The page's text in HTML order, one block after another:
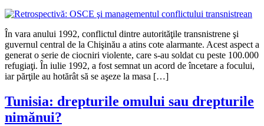
În vara anului 1992, conflictul dintre autorităţile transnistrene şi
guvernul central de la Chişinău a atins cote alarmante. Acest aspect a
generat o serie de ciocniri violente, care s-au soldat cu peste 100.000
refugiaţi. În iulie 1992, a fost semnat un acord de încetare a focului,
iar părţile au hotărât să se aşeze la masa […]
Tunisia: drepturile omului sau drepturile
nimănui?